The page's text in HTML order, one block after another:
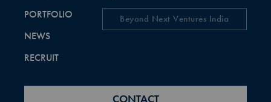
PORTFOLIO
NEWS
RECRUIT
Beyond Next Ventures India
CONTACT